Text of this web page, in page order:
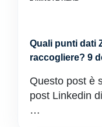
Quali punti dati
raccogliere? 9
Questo post è
post Linkedin
…